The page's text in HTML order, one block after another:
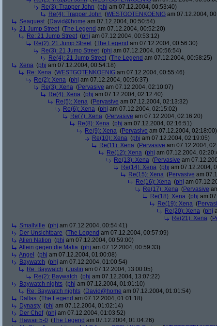
Re(3): Trapper John (phj am 07.12.2004, 00:53:40)
Re(4): Trapper John (WESTGOTENKOENIG am 07.12.2004,
Seaquest (David@home am 07.12.2004, 00:50:54)
21 Jump Street (The Legend am 07.12.2004, 00:52:20)
Re: 21 Jump Street (phj am 07.12.2004, 00:53:12)
Re(2): 21 Jump Street (The Legend am 07.12.2004, 00:56:30)
Re(3): 21 Jump Street (phj am 07.12.2004, 00:56:54)
Re(4): 21 Jump Street (The Legend am 07.12.2004, 00:58:25)
Xena (phj am 07.12.2004, 00:54:18)
Re: Xena (WESTGOTENKOENIG am 07.12.2004, 00:55:46)
Re(2): Xena (phj am 07.12.2004, 00:56:37)
Re(3): Xena (Pervasive am 07.12.2004, 02:10:07)
Re(4): Xena (phj am 07.12.2004, 02:12:40)
Re(5): Xena (Pervasive am 07.12.2004, 02:13:32)
Re(6): Xena (phj am 07.12.2004, 02:15:02)
Re(7): Xena (Pervasive am 07.12.2004, 02:16:20)
Re(8): Xena (phj am 07.12.2004, 02:16:51)
Re(9): Xena (Pervasive am 07.12.2004, 02:18:00)
Re(10): Xena (phj am 07.12.2004, 02:19:05)
Re(11): Xena (Pervasive am 07.12.2004,
Re(12): Xena (phj am 07.12.2004,
Re(13): Xena (Pervasive am
Re(14): Xena (phj am 07.12.2004,
Re(15): Xena (Pervasive am
Re(16): Xena (phj am
Re(17): Xena (Pervasive
Re(18): Xena (phj am
Re(19): Xena (
Re(20): Xena (phj
Re(21): Xena (
Smallville (phj am 07.12.2004, 00:54:41)
Der Unsichtbare (The Legend am 07.12.2004, 00:57:09)
Alien Nation (phj am 07.12.2004, 00:59:00)
Allein gegen die Mafia (phj am 07.12.2004, 00:59:33)
Angel
(phj am 07.12.2004, 01:00:08)
Baywatch (phj am 07.12.2004, 01:00:54)
Re: Baywatch (Justin am 07.12.2004, 13:00:05)
Re(2): Baywatch (phj am 07.12.2004, 13:07:22)
Baywatch nights (phj am 07.12.2004, 01:01:10)
Re: Baywatch nights (David@home am 07.12.2004, 01:01:54)
Dallas (The Legend am 07.12.2004, 01:01:18)
Dynasty (phj am 07.12.2004, 01:02:14)
Der Chef(phj am 07.12.2004, 01:03:52)
Hawaii 5-0 (The Legend am 07.12.2004, 01:04:26)